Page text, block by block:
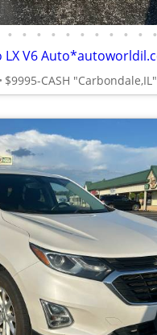
• • • • • • • • • • •
$9995-CASH "Carbondale,IL"